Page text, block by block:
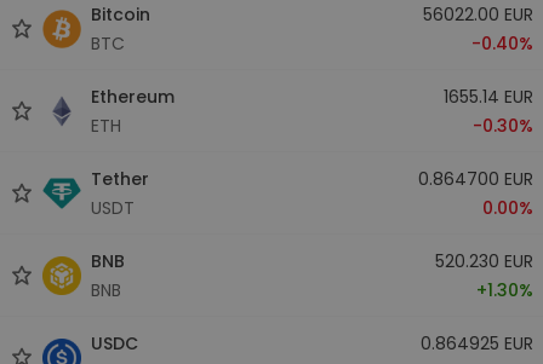
Bitcoin
BTC
56022.00 EUR
-0.40%
Ethereum
ETH
1655.14 EUR
-0.30%
Tether
USDT
0.864700 EUR
0.00%
BNB
BNB
520.230 EUR
+1.30%
USDC
0.864925 EUR